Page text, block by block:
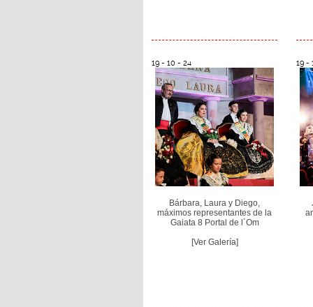
19 - 10 - 24
Bárbara, Laura y Diego,
máximos representantes de la
Gaiata 8 Portal de l´Om
[Ver Galería]
19 -